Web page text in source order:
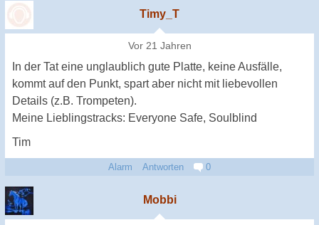
Timy_T
Vor 21 Jahren
In der Tat eine unglaublich gute Platte, keine Ausfälle,
kommt auf den Punkt, spart aber nicht mit liebevollen
Details (z.B. Trompeten).
Meine Lieblingstracks: Everyone Safe, Soulblind
Tim
Alarm Antworten 0
Mobbi